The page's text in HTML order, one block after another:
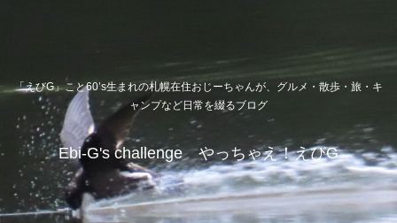
「えびG」こと60’s生まれの札幌在住おじーちゃんが、グルメ・散歩・旅・キ
ャンプなど日常を綴るブログ
Ebi-G's challenge やっちゃえ！えびG